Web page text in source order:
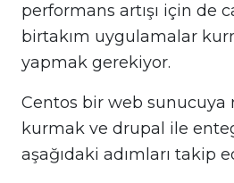
performans artışı için de
birtakım uygulamalar
yapmak gerekiyor.
Centos bir web sunucuya
kurmak ve drupal ile
aşağıdaki adımları takip